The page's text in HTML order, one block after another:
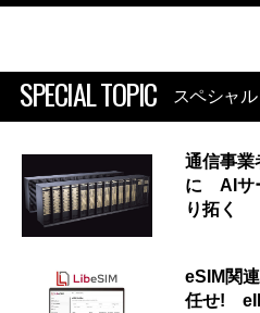
SPECIAL TOPIC スペシャ
通信事業
に AIサ
り拓く
eSIM関
任せ!